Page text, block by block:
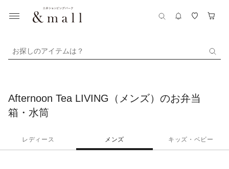
お探しのアイテムは？
Afternoon Tea LIVING（メンズ）のお弁当
箱・水筒
レディース メンズ キッズ・ベビー